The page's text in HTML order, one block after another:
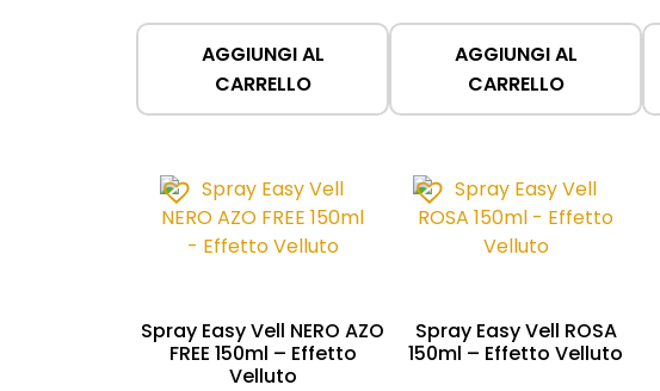
AGGIUNGI AL
CARRELLO
AGGIUNGI AL
CARRELLO
Spray Easy Vell NERO AZO
FREE 150ml – Effetto
Velluto
Spray Easy Vell ROSA
150ml – Effetto Velluto